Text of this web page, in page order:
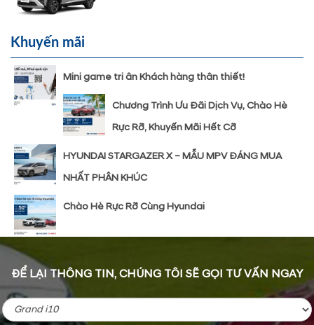
Khuyến mãi
Mini game tri ân Khách hàng thân thiết!
Chương Trình Ưu Đãi Dịch Vụ, Chào Hè
Rực Rỡ, Khuyến Mãi Hết Cỡ
HYUNDAI STARGAZER X – MẪU MPV ĐÁNG MUA
NHẤT PHÂN KHÚC
Chào Hè Rực Rỡ Cùng Hyundai
ĐỂ LẠI THÔNG TIN, CHÚNG TÔI SẼ GỌI TƯ VẤN NGAY